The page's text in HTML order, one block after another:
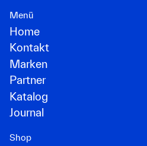
Menü
Home
Kontakt
Marken
Partner
Katalog
Journal
Shop